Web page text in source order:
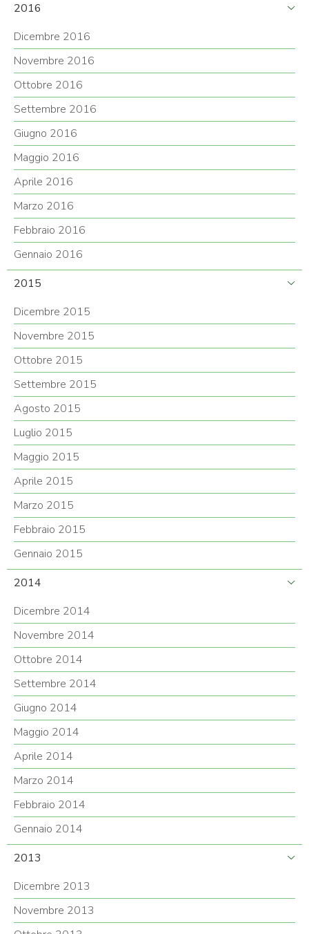
2016
Dicembre 2016
Novembre 2016
Ottobre 2016
Settembre 2016
Giugno 2016
Maggio 2016
Aprile 2016
Marzo 2016
Febbraio 2016
Gennaio 2016
2015
Dicembre 2015
Novembre 2015
Ottobre 2015
Settembre 2015
Agosto 2015
Luglio 2015
Maggio 2015
Aprile 2015
Marzo 2015
Febbraio 2015
Gennaio 2015
2014
Dicembre 2014
Novembre 2014
Ottobre 2014
Settembre 2014
Giugno 2014
Maggio 2014
Aprile 2014
Marzo 2014
Febbraio 2014
Gennaio 2014
2013
Dicembre 2013
Novembre 2013